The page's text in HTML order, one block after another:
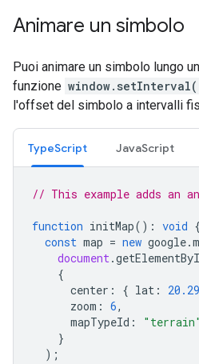
Animare un simbolo
Puoi animare un simbolo lungo
funzione
l'offset del simbolo a intervalli
TypeScript JavaScript
// This example adds an
function initMap() : void {
const map = new google.
document.
{
center : { lat :
zoom : 6,
mapTypeId : "terrain"
}
);